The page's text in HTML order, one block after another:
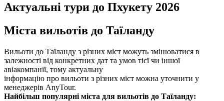
Актуальні тури до Пхукету 2026
Міста вильотів до Таїланду
Вильоти до Таїланду з різних міст можуть змінюватися в
залежності від конкретних дат та умов тієї чи іншої
авіакомпанії, тому актуальну
інформацію про вильоти з різних міст можна уточнити у
менеджерів AnyTour.
Найбільш популярні міста для вильотів до Таїланду: